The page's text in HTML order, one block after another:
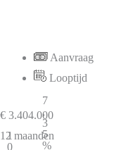
Aanvraag
Looptijd
€ 3.404.000
12 maanden
7
,
3
5
%
1
0